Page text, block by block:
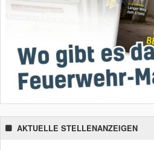
AKTUELLE STELLENANZEIGEN